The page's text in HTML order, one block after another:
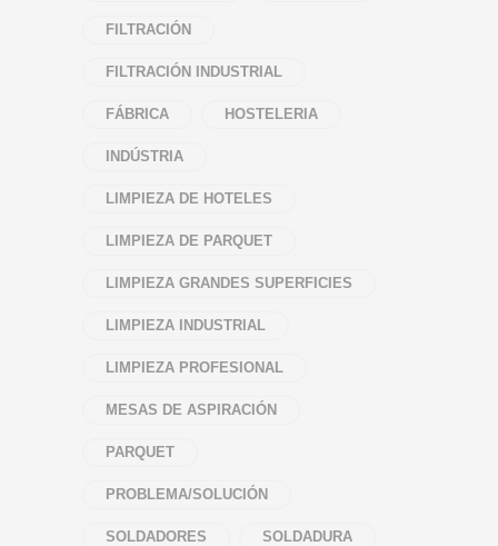
FILTRACIÓN
FILTRACIÓN INDUSTRIAL
FÁBRICA HOSTELERIA
INDÚSTRIA
LIMPIEZA DE HOTELES
LIMPIEZA DE PARQUET
LIMPIEZA GRANDES SUPERFICIES
LIMPIEZA INDUSTRIAL
LIMPIEZA PROFESIONAL
MESAS DE ASPIRACIÓN
PARQUET
PROBLEMA/SOLUCIÓN
SOLDADORES SOLDADURA